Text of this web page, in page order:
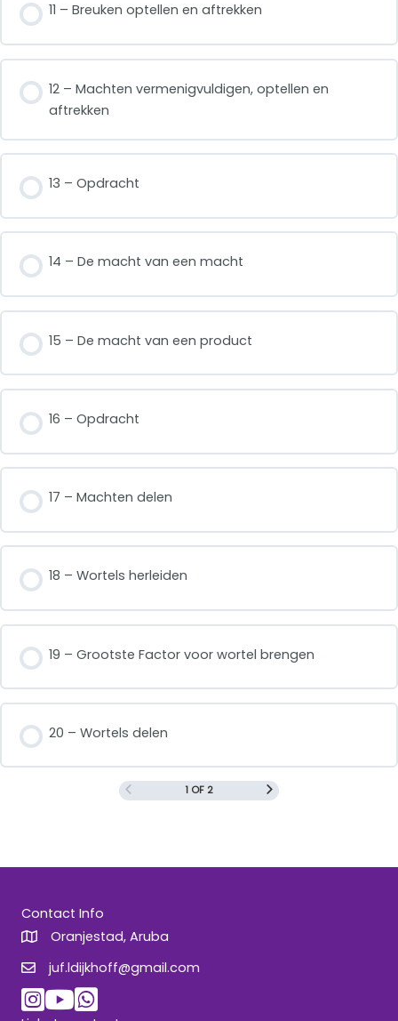
11 – Breuken optellen en aftrekken
12 – Machten vermenigvuldigen, optellen en
aftrekken
13 – Opdracht
14 – De macht van een macht
15 – De macht van een product
16 – Opdracht
17 – Machten delen
18 – Wortels herleiden
19 – Grootste Factor voor wortel brengen
20 – Wortels delen
1 OF 2
Contact Info
Oranjestad, Aruba
juf.ldijkhoff@gmail.com
juf.ldijkhoff@gmail.com